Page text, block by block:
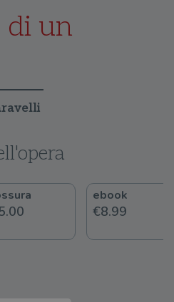
di un
ebook
€8.99